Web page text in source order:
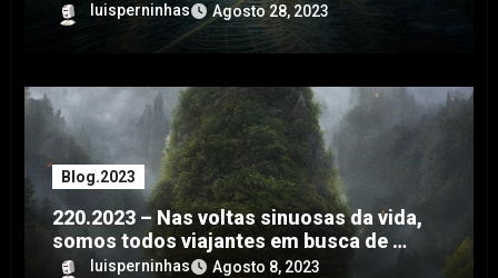
luisperninhas Agosto 28, 2023
Blog.2023
220.2023 – Nas voltas sinuosas da vida,
somos todos viajantes em busca de …
luisperninhas Agosto 8, 2023